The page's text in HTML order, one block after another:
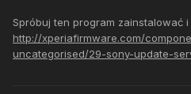
Spróbuj ten program zainstalować i
http://xperiafirmware.com/
uncategorised/29-sony-update-